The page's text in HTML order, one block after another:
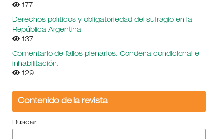
177
Derechos políticos y obligatoriedad del sufragio en la
República Argentina
137
Comentario de fallos plenarios. Condena condicional e
inhabilitación.
129
Contenido de la revista
Buscar